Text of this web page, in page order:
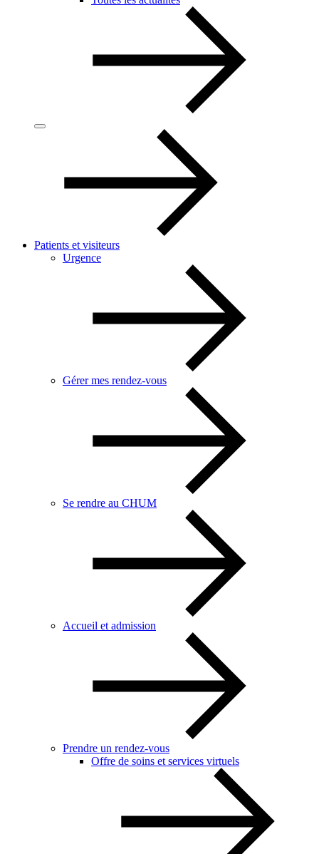
Patients et visiteurs
Urgence
Gérer mes rendez-vous
Se rendre au CHUM
Accueil et admission
Prendre un rendez-vous
Offre de soins et services virtuels